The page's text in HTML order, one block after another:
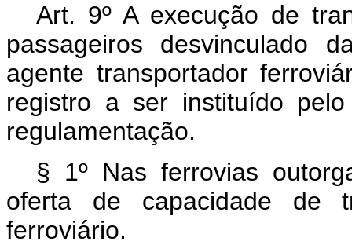
Art. 9º A execução de
passageiros desvinculado
agente transportador
registro a ser instituído
regulamentação.
§ 1º Nas ferrovias
oferta de capacidade de
ferroviário.